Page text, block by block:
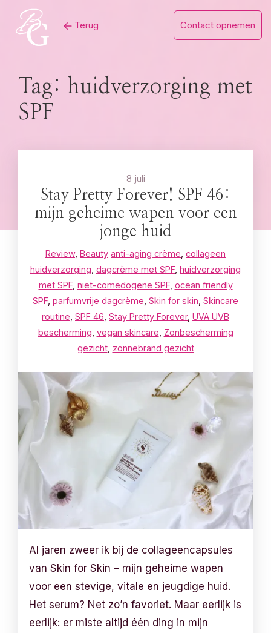
content
Terug Contact opnemen
Tag: huidverzorging met
SPF
8 juli
Stay Pretty Forever! SPF 46:
mijn geheime wapen voor een
jonge huid
Review, Beauty anti-aging crème collageen
huidverzorging dagcrème met SPF huidverzorging
met SPF, niet-comedogene SPF, ocean friendly
SPF parfumvrije dagcrème Skin for skin Skincare
routine SPF 46 Stay Pretty Forever, UVA UVB
bescherming vegan skincare Zonbescherming
gezicht, zonnebrand gezicht
Al jaren zweer ik bij de collageencapsules
van Skin for Skin – mijn geheime wapen
voor een stevige, vitale en jeugdige huid.
Het serum? Net zo’n favoriet. Maar eerlijk is
eerlijk: er miste altijd één ding in mijn